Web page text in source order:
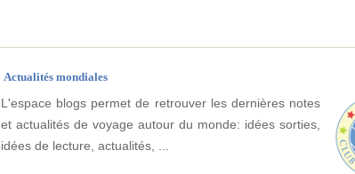
Actualités mondiales
L'espace blogs permet de retrouver les dernières notes
et actualités de voyage autour du monde: idées sorties,
idées de lecture, actualités, ...